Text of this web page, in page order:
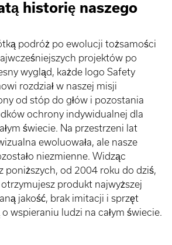
historię naszego
podróż po ewolucji tożsamości
projektów po
wygląd, każde logo Safety
rozdział w naszej misji
od stóp do głów i pozostania
ochrony indywidualnej dla
świecie. Na przestrzeni lat
ewoluowała, ale nasze
niezmienne. Widząc
poniższych, od 2004 roku do dziś,
produkt najwyższej
jakość, brak imitacji i sprzęt
wspieraniu ludzi na całym świecie.